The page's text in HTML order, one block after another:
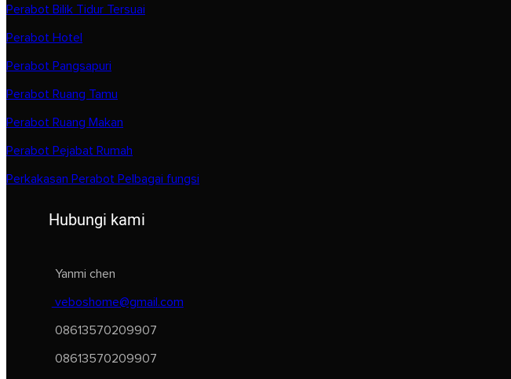
Perabot Bilik Tidur Tersuai
Perabot Hotel
Perabot Pangsapuri
Perabot Ruang Tamu
Perabot Ruang Makan
Perabot Pejabat Rumah
Perkakasan Perabot Pelbagai fungsi
Hubungi kami
Yanmi chen
veboshome@gmail.com
08613570209907
08613570209907